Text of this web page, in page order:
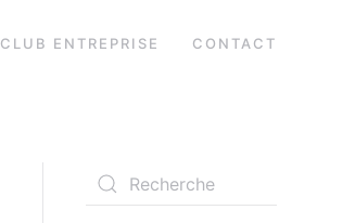
CLUB ENTREPRISE CONTACT